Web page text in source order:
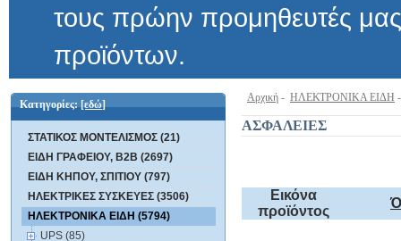
προϊόντων.
Κατηγορίες:[εδώ]
ΣΤΑΤΙΚΟΣ ΜΟΝΤΕΛΙΣΜΟΣ (21)
ΕΙΔΗ ΓΡΑΦΕΙΟΥ, B2B (2697)
ΕΙΔΗ ΚΗΠΟΥ, ΣΠΙΤΙΟΥ (797)
ΗΛΕΚΤΡΙΚΕΣ ΣΥΣΚΕΥΕΣ (3506)
ΗΛΕΚΤΡΟΝΙΚΑ ΕΙΔΗ (5794)
UPS (85)
Αρχική - ΗΛΕΚΤΡΟΝΙΚΑ ΕΙΔΗ
ΑΣΦΑΛΕΙΕΣ
Εικόνα
προϊόντος